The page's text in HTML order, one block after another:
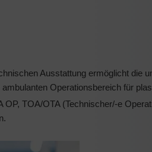
Ausstattung ermöglicht die
Operationsbereich für
TOA/OTA (Technischer/-e